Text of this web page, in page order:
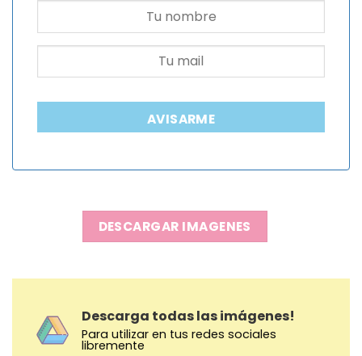
AVISARME
DESCARGAR IMAGENES
Descarga todas las imágenes!
Para utilizar en tus redes sociales
libremente